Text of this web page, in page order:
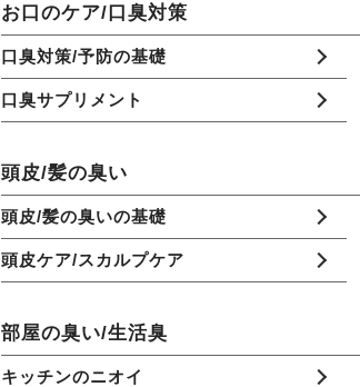
お口のケア/口臭対策
口臭対策/予防の基礎
口臭サプリメント
頭皮/髪の臭い
頭皮/髪の臭いの基礎
頭皮ケア/スカルプケア
部屋の臭い/生活臭
キッチンのニオイ